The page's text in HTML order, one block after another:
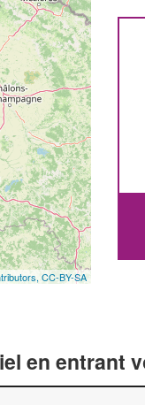
CC-BY-SA
en entrant